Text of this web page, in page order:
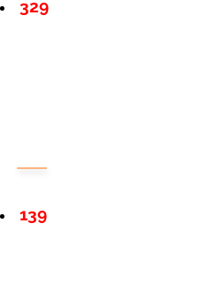
329
139